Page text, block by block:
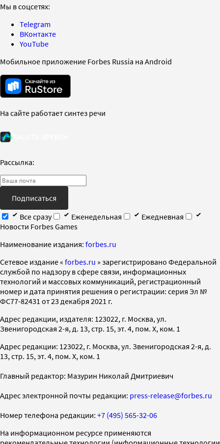
Мы в соцсетях:
Telegram
ВКонтакте
YouTube
Мобильное приложение Forbes Russia на Android
На сайте работает синтез речи
Рассылка:
Подписаться
Все сразу
Еженедельная
Ежедневная
Новости Forbes Games
Наименование издания: forbes.ru
Cетевое издание « forbes.ru » зарегистрировано Федеральной
службой по надзору в сфере связи, информационных
технологий и массовых коммуникаций, регистрационный
номер и дата принятия решения о регистрации: серия Эл №
ФС77-82431 от 23 декабря 2021 г.
Адрес редакции, издателя: 123022, г. Москва, ул.
Звенигородская 2-я, д. 13, стр. 15, эт. 4, пом. X, ком. 1
Адрес редакции: 123022, г. Москва, ул. Звенигородская 2-я, д.
13, стр. 15, эт. 4, пом. X, ком. 1
Главный редактор: Мазурин Николай Дмитриевич
Адрес электронной почты редакции: press-release@forbes.ru
Номер телефона редакции: +7 (495) 565-32-06
На информационном ресурсе применяются